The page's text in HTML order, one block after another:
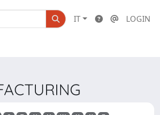
IT LOGIN